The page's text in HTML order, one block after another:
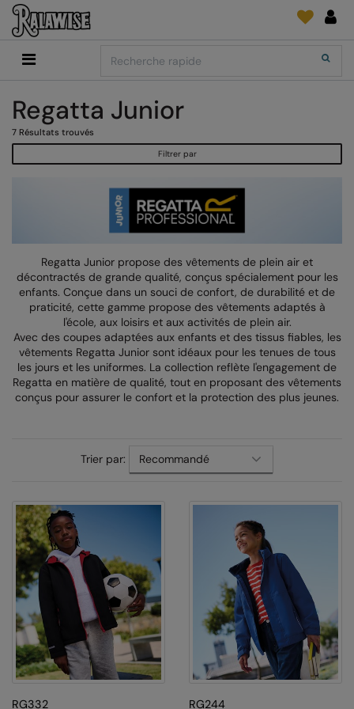
Back
RECOMMANDÉS CETTE SAISON
Consommables
Back
Add It On
Adidas
Anthem
AWDis Academy
AWDis Ecologie
AWDis Just Cool
AWDis Just Hoods
AWDis Just Polo's
AWDis So Denim
B&C Collection
BagBase
Beechfield
Bella+Canvas
Build Your Brand
Build Your Brand Basic
Build Your Brandit
Callaway
Back
Anthem
ARTG
Asquith & Fox
AWDis Just Hoods
B&C Collection
Babybugz
Bagbase
Beechfield
Build Your Brand
Flexfit By Yupoong
Henbury
Home & Living
Kariban
KIMOOD
Larkwood
Nike
Nimbus
Back Back
Broderie
The Print Exchange
Papiers Transfert
Brands
Back
Back
Faire une demande
Quoi de neuf?
retour d'information
Regatta Junior
7 Résultats trouvés
Filtrer par
Regatta Junior propose des vêtements de plein air et
décontractés de grande qualité, conçus spécialement pour les
enfants. Conçue dans un souci de confort, de durabilité et de
praticité, cette gamme propose des vêtements adaptés à
l'école, aux loisirs et aux activités de plein air.
Avec des coupes adaptées aux enfants et des tissus fiables, les
vêtements Regatta Junior sont idéaux pour les tenues de tous
les jours et les uniformes. La collection reflète l'engagement de
Regatta en matière de qualité, tout en proposant des vêtements
conçus pour assurer le confort et la protection des plus jeunes.
Trier par:
RG332 RG244